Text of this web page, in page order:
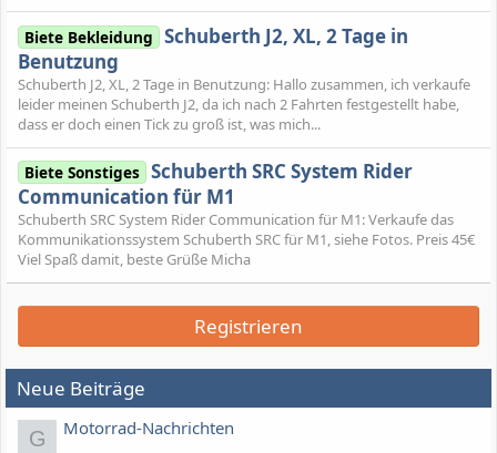
Biete Bekleidung Schuberth J2, XL, 2 Tage in
Benutzung
Schuberth J2, XL, 2 Tage in Benutzung: Hallo zusammen, ich verkaufe
leider meinen Schuberth J2, da ich nach 2 Fahrten festgestellt habe,
dass er doch einen Tick zu groß ist, was mich...
Biete Sonstiges Schuberth SRC System Rider
Communication für M1
Schuberth SRC System Rider Communication für M1: Verkaufe das
Kommunikationssystem Schuberth SRC für M1, siehe Fotos. Preis 45€
Viel Spaß damit, beste Grüße Micha
Registrieren
Neue Beiträge
G Motorrad-Nachrichten